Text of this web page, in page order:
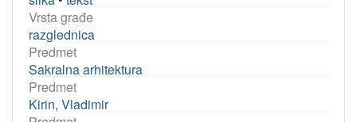
Vrsta građe
razglednica
Predmet
Sakralna arhitektura
Predmet
Kirin, Vladimir